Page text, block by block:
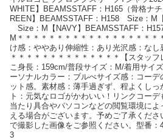
WHITE】BEAMSSTAFF：H165（骨格ナ
REEN】BEAMSSTAFF：H158 Size：M
Size：M【NAVY】BEAMSSTAFF：
M＊＊＊＊＊＊＊＊＊＊＊＊＊＊＊＊＊＊
け感：ややあり伸縮性：あり光沢感：なし
＊＊＊＊＊＊＊＊＊＊＊＊＊＊【スタッ
こ身長：159cm/普段サイズ：M/着用サイ
ーソナルカラー：ブルべサイズ感：コー
ット感。素材感：薄手過ぎず、程よくし
ト：元気なロゴがかわいい！リンクコー
当たり具合やパソコンなどの閲覧環境に
える場合がございます。予めご了承くだ
で撮影した画像をご参照ください。型番：
3